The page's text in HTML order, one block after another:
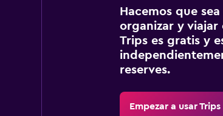
Hacemos que
organizar y viajar
Trips es gratis y
reserves.
Empezar a usar Trips